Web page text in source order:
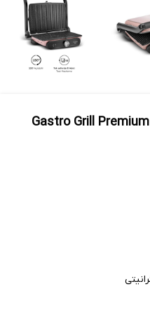
ساندویچ ساز و گریل کاراجا Gastro Grill Premium